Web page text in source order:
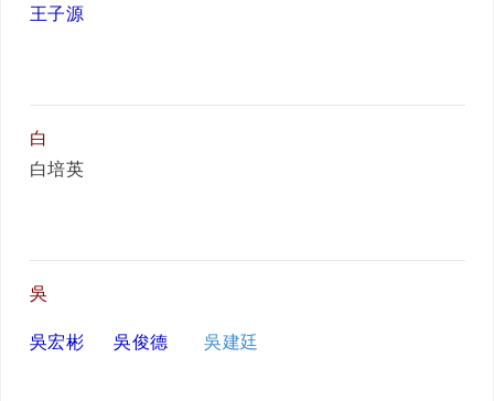
王子源
白
白培英
吳
吳宏彬 吳俊德 吳建廷